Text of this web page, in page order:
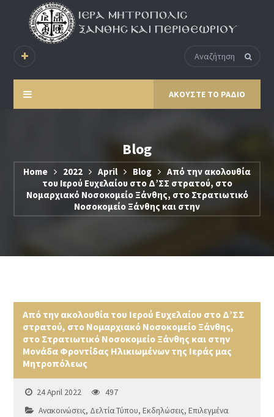
ΑΚΟΥΣΤΕ ΤΟ ΡΑΔΙΟ
Blog
Home 2022 April Blog
Από την ακολουθία
του Ιερού Ευχελαίου στο Δ’ΣΣ στρατού, στο
Νομαρχιακό Νοσοκομείο Ξάνθης, στο Στρατιωτικό
Νοσοκομείο Ξάνθης και στην
Από την ακολουθία του Ιερού Ευχελαίου στο Δ’ΣΣ
στρατού, στο Νομαρχιακό Νοσοκομείο Ξάνθης,
στο Στρατιωτικό Νοσοκομείο Ξάνθης και στην
Μονάδα Φροντίδας Ηλικιωμένων της Ιεράς μας
Μητροπόλεως
24 April 2022
497
Ανακοινώσεις, Δελτία Τύπου,Εκδηλώσεις,Επιλεγμένα